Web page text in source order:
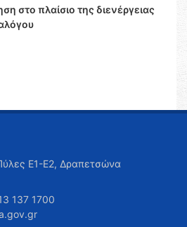
στο πλαίσιο της διενέργειας
Ε1-Ε2, Δραπετσώνα
137 1700